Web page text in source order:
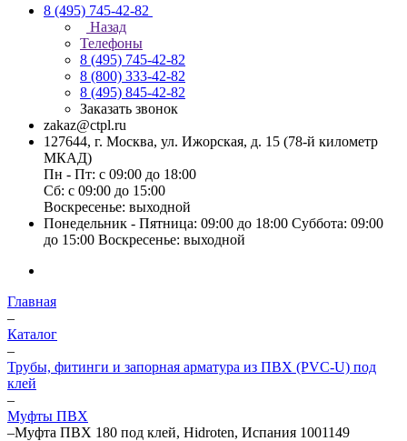
8 (495) 745-42-82
Назад
Телефоны
8 (495) 745-42-82
8 (800) 333-42-82
8 (495) 845-42-82
Заказать звонок
zakaz@ctpl.ru
127644, г. Москва, ул. Ижорская, д. 15 (78-й километр
МКАД)
Пн - Пт: с 09:00 до 18:00
Сб: с 09:00 до 15:00
Воскресенье: выходной
Понедельник - Пятница: 09:00 до 18:00 Суббота: 09:00
до 15:00 Воскресенье: выходной
Главная
–
Каталог
–
Трубы, фитинги и запорная арматура из ПВХ (PVC-U) под
клей
–
Муфты ПВХ
–Муфта ПВХ 180 под клей, Hidroten, Испания 1001149